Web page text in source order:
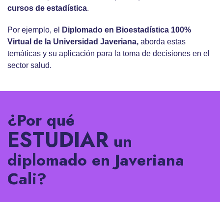
cursos de estadística.
Por ejemplo, el
Diplomado en Bioestadística 100%
Virtual de la Universidad Javeriana, aborda estas
temáticas y su aplicación para la toma de decisiones en el
sector salud.
¿Por qué
ESTUDIAR un
diplomado en Javeriana
Cali?